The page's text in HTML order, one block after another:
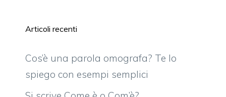
Articoli recenti
Cos’è una parola omografa? Te lo
spiego con esempi semplici